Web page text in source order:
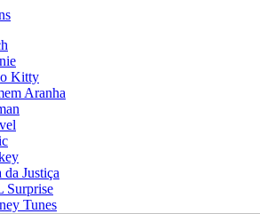
Kitty
Aranha
da Justiça
Surprise
Tunes